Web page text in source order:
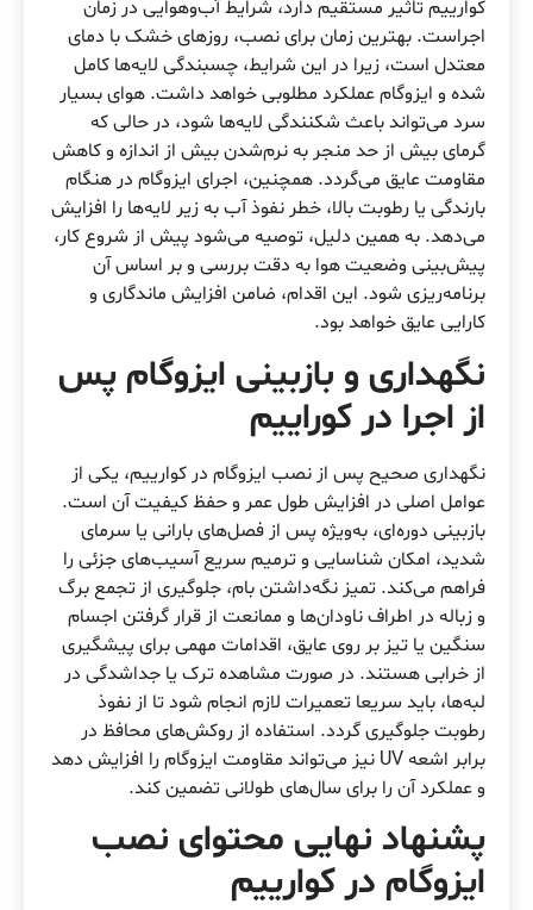
کوارییم تاثیر مستقیم دارد، شرایط آب‌وهوایی در زمان
اجراست. بهترین زمان برای نصب، روزهای خشک با دمای
معتدل است، زیرا در این شرایط، چسبندگی لایه‌ها کامل
شده و ایزوگام عملکرد مطلوبی خواهد داشت. هوای بسیار
سرد می‌تواند باعث شکنندگی لایه‌ها شود، در حالی که
گرمای بیش از حد منجر به نرم‌شدن بیش از اندازه و کاهش
مقاومت عایق می‌گردد. همچنین، اجرای ایزوگام در هنگام
بارندگی یا رطوبت بالا، خطر نفوذ آب به زیر لایه‌ها را افزایش
می‌دهد. به همین دلیل، توصیه می‌شود پیش از شروع کار،
پیش‌بینی وضعیت هوا به دقت بررسی و بر اساس آن
برنامه‌ریزی شود. این اقدام، ضامن افزایش ماندگاری و
کارایی عایق خواهد بود.
نگهداری و بازبینی ایزوگام پس
از اجرا در کوراییم
نگهداری صحیح پس از نصب ایزوگام در کوارییم، یکی از
عوامل اصلی در افزایش طول عمر و حفظ کیفیت آن است.
بازبینی دوره‌ای، به‌ویژه پس از فصل‌های بارانی یا سرمای
شدید، امکان شناسایی و ترمیم سریع آسیب‌های جزئی را
فراهم می‌کند. تمیز نگه‌داشتن بام، جلوگیری از تجمع برگ
و زباله در اطراف ناودان‌ها و ممانعت از قرار گرفتن اجسام
سنگین یا تیز بر روی عایق، اقدامات مهمی برای پیشگیری
از خرابی هستند. در صورت مشاهده ترک یا جداشدگی در
لبه‌ها، باید سریعا تعمیرات لازم انجام شود تا از نفوذ
رطوبت جلوگیری گردد. استفاده از روکش‌های محافظ در
برابر اشعه UV نیز می‌تواند مقاومت ایزوگام را افزایش دهد
و عملکرد آن را برای سال‌های طولانی تضمین کند.
پشنهاد نهایی محتوای نصب
ایزوگام در کوارییم